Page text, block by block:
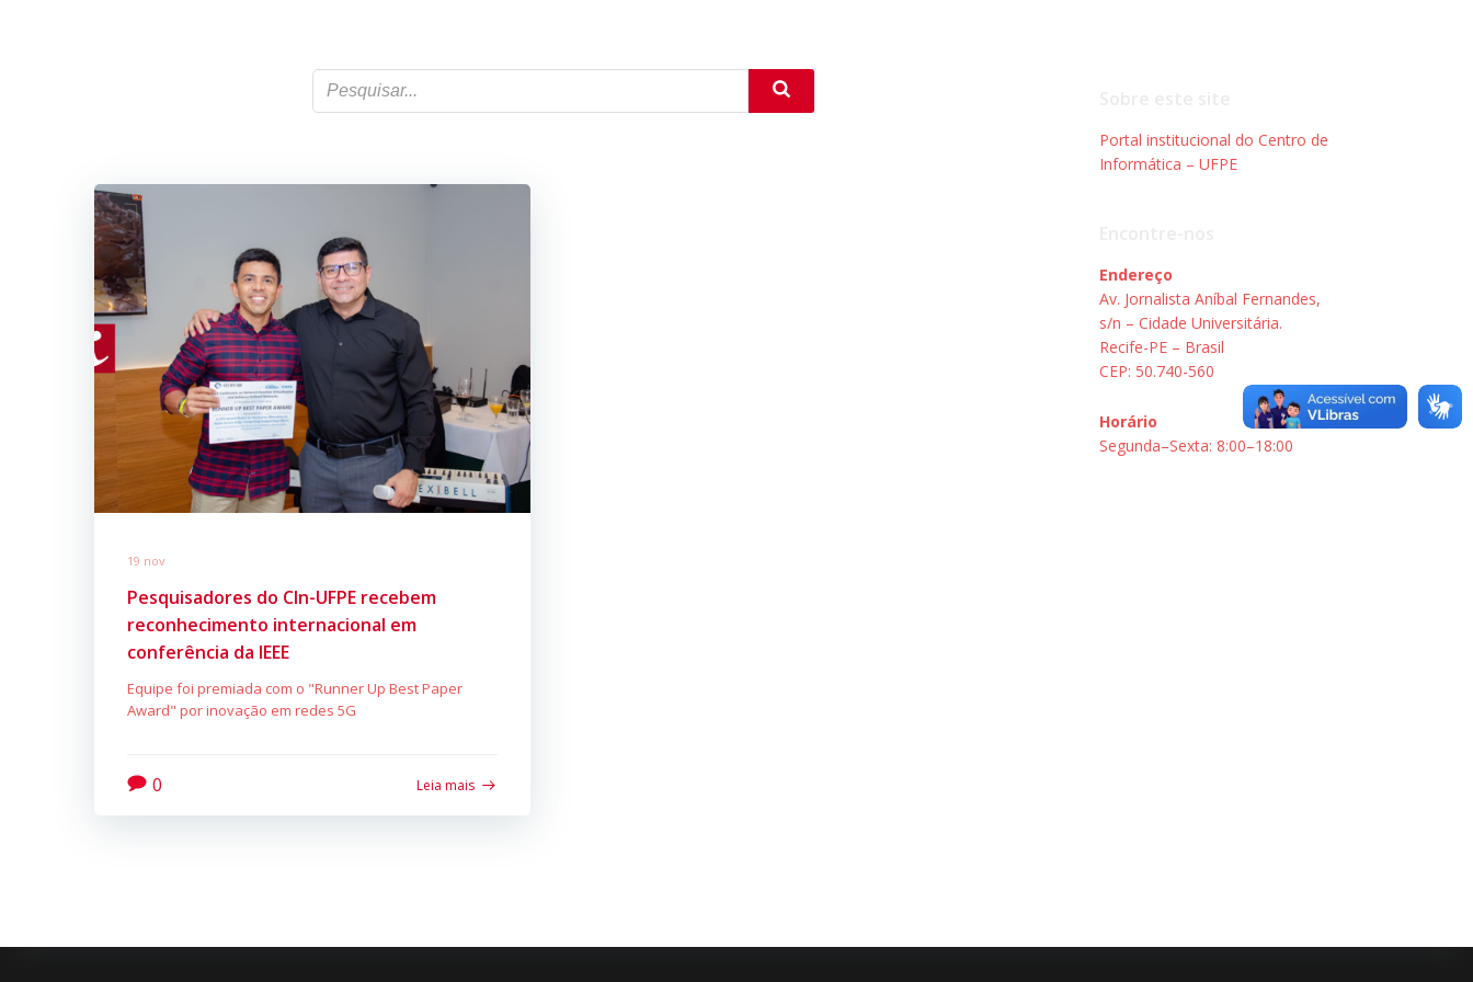
19 nov
Pesquisadores do CIn-UFPE recebem
reconhecimento internacional em
conferência da IEEE
Equipe foi premiada com o "Runner Up Best Paper
Award" por inovação em redes 5G
0 Leia mais
Portal institucional do Centro de
Informática – UFPE
Endereço
Av. Jornalista Aníbal Fernandes,
s/n – Cidade Universitária.
Recife-PE – Brasil
CEP: 50.740-560
Horário
Segunda–Sexta: 8:00–18:00